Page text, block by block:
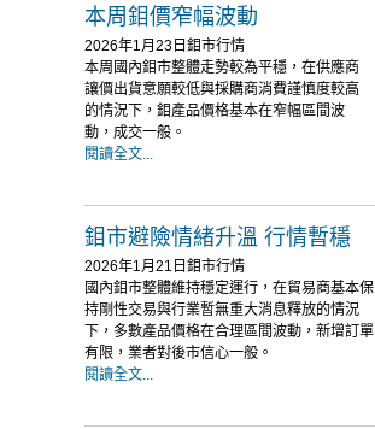
本周鉬價窄幅波動
2026年1月23日鉬市行情
本周國內鉬市整體走勢較為平穩，在供應商
讓價出貨意願較低與採購商消費謹慎度較高
的情況下，鉬產品價格基本在窄幅區間波
動，成交一般。
閱讀全文...
鉬市避險情緒升溫 行情暫穩
2026年1月21日鉬市行情
國內鉬市整體維持穩定運行，在貿易商基本保
持剛性交易與行業暫無重大消息釋放的情況
下，多數產品價格在合理區間波動，新增訂單
有限，業者對後市信心一般。
閱讀全文...